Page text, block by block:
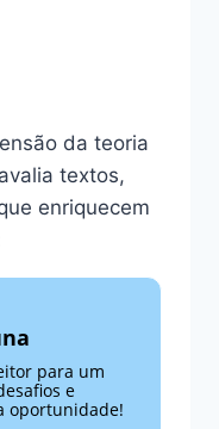
da teoria
textos,
enriquecem
para um
e
oportunidade!